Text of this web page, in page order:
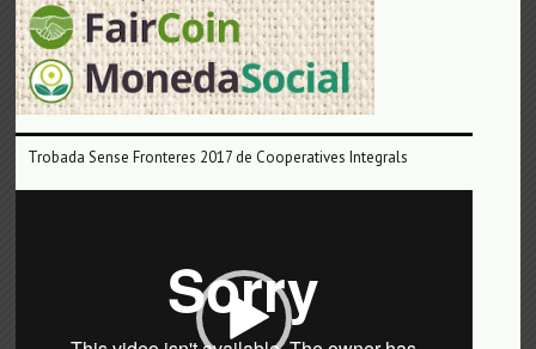
Trobada Sense Fronteres 2017 de Cooperatives Integrals